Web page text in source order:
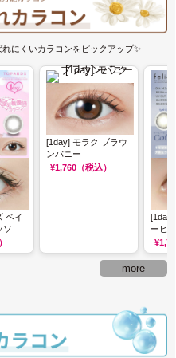
にくいカラコンをピックアップ✨
ベイ
ソ
[1day] モラク ブラウ
ンバニー
¥1,760 （税込）
ーヒ
more